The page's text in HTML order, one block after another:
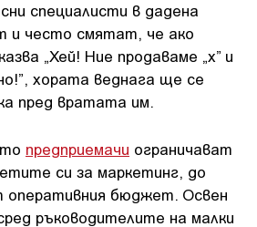
специалисти в дадена
и често смятат, че ако
„Хей! Ние продаваме „х” и
хората веднага ще се
пред вратата им.
предприемачи ограничават
си за маркетинг, до
оперативния бюджет. Освен
ръководителите на малки